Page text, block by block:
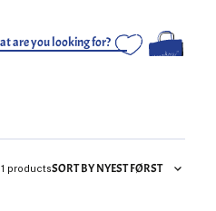
1 productsSORT BY NYEST FØRST